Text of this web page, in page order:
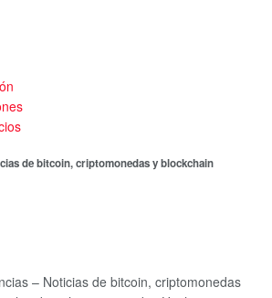
de bitcoin, criptomonedas y blockchain
– Noticias de bitcoin, criptomonedas